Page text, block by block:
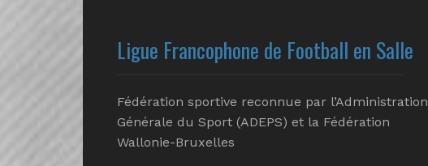
Ligue Francophone de Football en Salle
Fédération sportive reconnue par l’Administration
Générale du Sport (ADEPS) et la Fédération
Wallonie-Bruxelles